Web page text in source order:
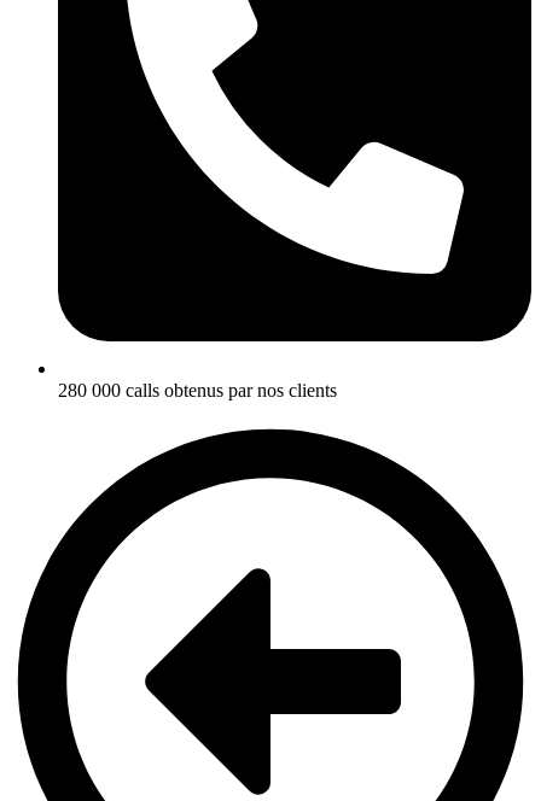
280 000 calls obtenus par nos clients